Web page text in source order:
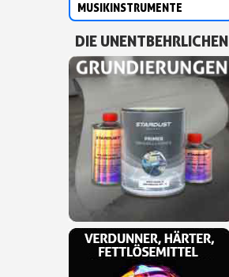
MUSIKINSTRUMENTE
DIE UNENTBEHRLICHEN